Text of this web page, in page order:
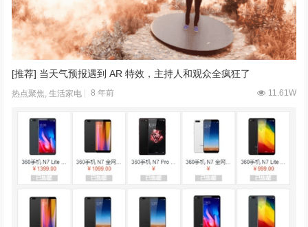
[推荐] 当天气预报遇到 AR 特效，主持人和观众全疯狂了
热点聚焦,生活家电 8 年前 11.61W